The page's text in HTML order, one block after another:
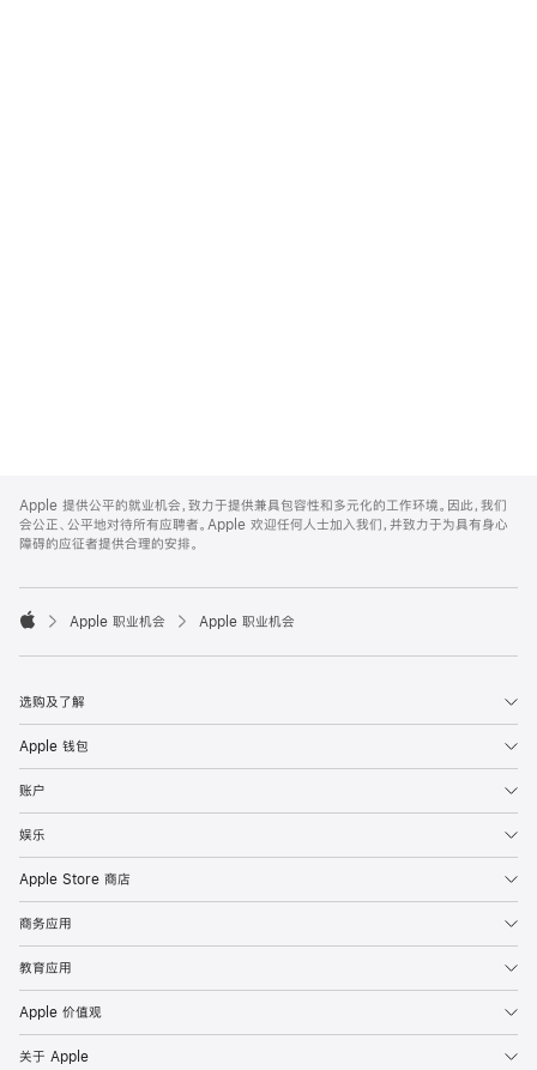
Footer
Apple 提供公平的就业机会，致力于提供兼具包容性和多元化的工作环境。因此，我们
会公正、公平地对待所有应聘者。Apple 欢迎任何人士加入我们，并致力于为具有身心
障碍的应征者提供合理的安排。

Apple 职业机会 Apple 职业机会
选购及了解
Apple 钱包
账户
娱乐
Apple Store 商店
商务应用
教育应用
Apple 价值观
关于 Apple